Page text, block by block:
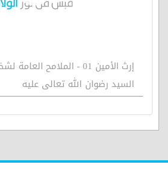
إرث الأمين 01 - الملامح
السيد رضوان الله تعالى عليه